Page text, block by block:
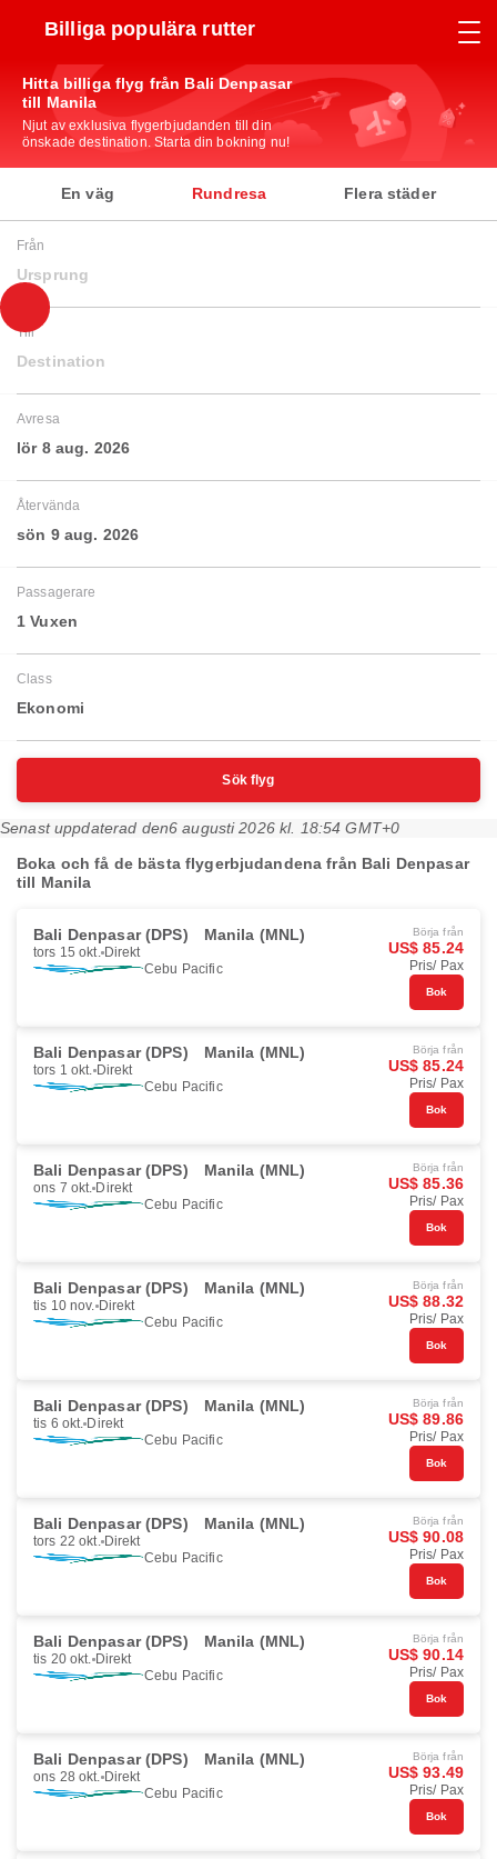
Billiga populära rutter
Hitta billiga flyg från Bali Denpasar
till Manila
Njut av exklusiva flygerbjudanden till din
önskade destination. Starta din bokning nu!
En väg Rundresa Flera städer
Från
Ursprung
Till
Destination
Avresa
lör 8 aug. 2026
Återvända
sön 9 aug. 2026
Passagerare
1 Vuxen
Class
Ekonomi
Sök flyg
Senast uppdaterad den6 augusti 2026 kl. 18:54 GMT+0
Boka och få de bästa flygerbjudandena från Bali Denpasar
till Manila
Bali Denpasar (DPS) Manila (MNL)
tors 15 okt. Direkt
Cebu Pacific
Börja från
US$ 85.24
Pris/ Pax
Bok
Bali Denpasar (DPS) Manila (MNL)
tors 1 okt. Direkt
Cebu Pacific
Börja från
US$ 85.24
Pris/ Pax
Bok
Bali Denpasar (DPS) Manila (MNL)
ons 7 okt. Direkt
Cebu Pacific
Börja från
US$ 85.36
Pris/ Pax
Bok
Bali Denpasar (DPS) Manila (MNL)
tis 10 nov. Direkt
Cebu Pacific
Börja från
US$ 88.32
Pris/ Pax
Bok
Bali Denpasar (DPS) Manila (MNL)
tis 6 okt. Direkt
Cebu Pacific
Börja från
US$ 89.86
Pris/ Pax
Bok
Bali Denpasar (DPS) Manila (MNL)
tors 22 okt. Direkt
Cebu Pacific
Börja från
US$ 90.08
Pris/ Pax
Bok
Bali Denpasar (DPS) Manila (MNL)
tis 20 okt. Direkt
Cebu Pacific
Börja från
US$ 90.14
Pris/ Pax
Bok
Bali Denpasar (DPS) Manila (MNL)
ons 28 okt. Direkt
Cebu Pacific
Börja från
US$ 93.49
Pris/ Pax
Bok